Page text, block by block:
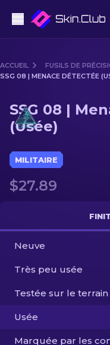
Milieu de
Fusils
Couteaux
Caisses
ACCUEIL FUSILS DE
SSG 08 | MENACE DÉTECTÉE
Media of SSG 08 |
SSG 08 |
(Usée)
MILITAIRE
$27.89
Neuve
Très peu usée
Testée sur le terrain
Usée
Marquée par les